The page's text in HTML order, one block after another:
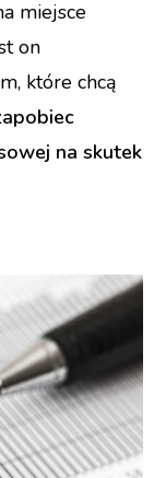
miejsce
on
które chcą
na skutek